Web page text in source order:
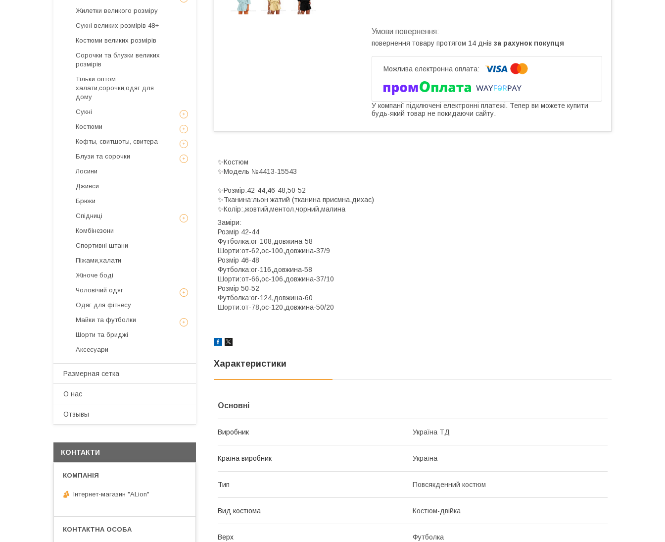
повернення товару протягом 14 днів за рахунок покупця
У компанії підключені електронні платежі. Тепер ви можете купити
будь-який товар не покидаючи сайту.
✨Костюм
✨Модель №4413-15543
✨Розмір:42-44,46-48,50-52
✨Тканина:льон жатий (тканина приємна,дихає)
✨Колір:,жовтий,ментол,чорний,малина
Заміри:
Розмір 42-44
Футболка:ог-108,довжина-58
Шорти:от-62,ос-100,довжина-37/9
Розмір 46-48
Футболка:ог-116,довжина-58
Шорти:от-66,ос-106,довжина-37/10
Розмір 50-52
Футболка:ог-124,довжина-60
Шорти:от-78,ос-120,довжина-50/20
Характеристики
Основні
Виробник Україна ТД
Країна виробник Україна
Тип Повсякденний костюм
Вид костюма Костюм-двійка
Верх Футболка
Жилетки великого розміру
Сукні великих розмірів 48+
Костюми великих розмірів
Сорочки та блузки великих
розмірів
Тільки оптом
халати,сорочки,одяг для
дому
Сукні
Костюми
Кофты, свитшоты, свитера
Блузи та сорочки
Лосини
Джинси
Брюки
Спідниці
Комбінезони
Спортивні штани
Піжами,халати
Жіноче боді
Чоловічий одяг
Одяг для фітнесу
Майки та футболки
Шорти та бриджі
Аксесуари
Размерная сетка
О нас
Отзывы
КОНТАКТИ
Інтернет-магазин "ALіon"